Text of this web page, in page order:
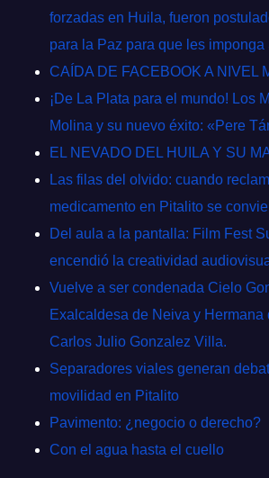
forzadas en Huila, fueron
para la Paz para que les
CAÍDA DE FACEBOOK A NIVEL
¡De La Plata para el mundo! Los
Molina y su nuevo éxito: «Pere
EL NEVADO DEL HUILA Y SU
Las filas del olvido: cuando
medicamento en Pitalito se
Del aula a la pantalla: Film Fest
encendió la creatividad
Vuelve a ser condenada Cielo
Exalcaldesa de Neiva y Hermana
Carlos Julio Gonzalez Villa.
Separadores viales generan
movilidad en Pitalito
Pavimento: ¿negocio o derecho?
Con el agua hasta el cuello